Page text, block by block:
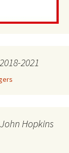
2021
Hopkins